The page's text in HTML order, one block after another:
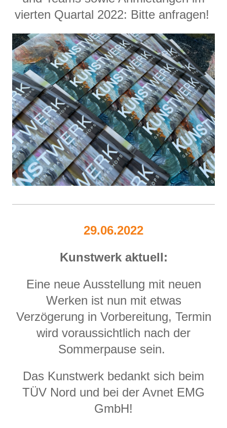
vierten Quartal 2022: Bitte anfragen!
29.06.2022
Kunstwerk aktuell:
Eine neue Ausstellung mit neuen
Werken ist nun mit etwas
Verzögerung in Vorbereitung, Termin
wird voraussichtlich nach der
Sommerpause sein.
Das Kunstwerk bedankt sich beim
TÜV Nord und bei der Avnet EMG
GmbH!